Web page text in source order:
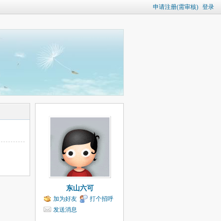
申请注册(需审核) 登录
东山六可
加为好友
打个招呼
发送消息